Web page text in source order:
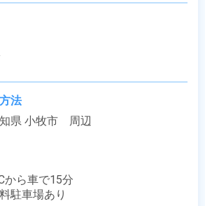
法
県 小牧市　周辺
から車で15分
駐車場あり